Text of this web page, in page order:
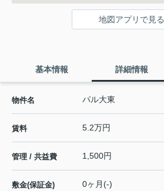
地図アプリで見る
基本情報 詳細情報
物件名 パル大東
賃料 5.2万円
管理 / 共益費 1,500円
敷金(保証金) 0ヶ月(-)